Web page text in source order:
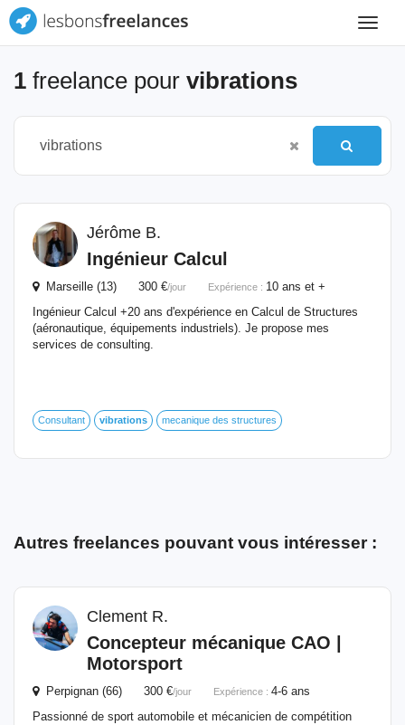
Toggle
1 freelance pour vibrations
Jérôme B.
Ingénieur Calcul
Marseille (13) 300 €/jour Expérience : 10 ans et +
Ingénieur Calcul +20 ans d'expérience en Calcul de Structures
(aéronautique, équipements industriels). Je propose mes
services de consulting.
Consultant vibrations mecanique des structures
Autres freelances pouvant vous intéresser :
Clement R.
Concepteur mécanique CAO |
Motorsport
Perpignan (66) 300 €/jour Expérience : 4-6 ans
Passionné de sport automobile et mécanicien de compétition